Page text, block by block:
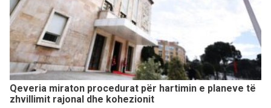
Qeveria miraton procedurat për hartimin e planeve të
zhvillimit rajonal dhe kohezionit